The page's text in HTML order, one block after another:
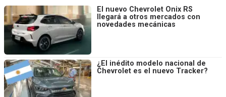
El nuevo Chevrolet Onix RS
llegará a otros mercados con
novedades mecánicas
¿El inédito modelo nacional de
Chevrolet es el nuevo Tracker?